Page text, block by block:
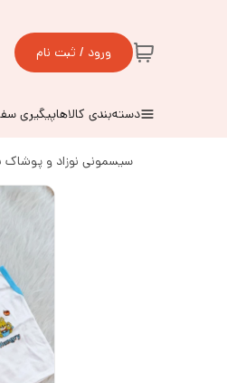
ورود / ثبت نام
دسته‌بندی کالاهاپیگیری
سیسمونی نوزاد و پوشاک